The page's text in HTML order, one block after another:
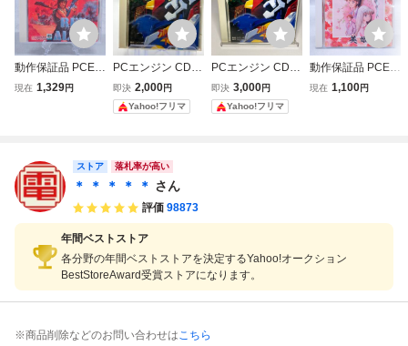
動作保証品 PCE P
Cエンジン CD-RO
現在 1,329円
PCエンジン CD-R
OM2 ガルクライ
トTDF2 DATA WE
ST PACK-IN-VIDE
即決 2,000円
Yahoo!フリマ
PCエンジン CD-R
OM2 ガルクライ
トTDF2 DATA WE
ST PACK-IN-VIDE
即決 3,000円
Yahoo!フリマ
動作保証品 PCE P
Cエンジン SUPE
現在 1,100円
ストア 落札率が高い
＊ ＊ ＊ ＊ ＊ さん
評価 98873
年間ベストストア
各分野の年間ベストストアを決定するYahoo!オークション
BestStoreAward受賞ストアになります。
※商品削除などのお問い合わせはこちら